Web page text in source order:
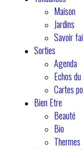
Maison
Jardins
Savoir
Sorties
Agenda
Echos
Cartes
Bien Etre
Beauté
Bio
Thermes